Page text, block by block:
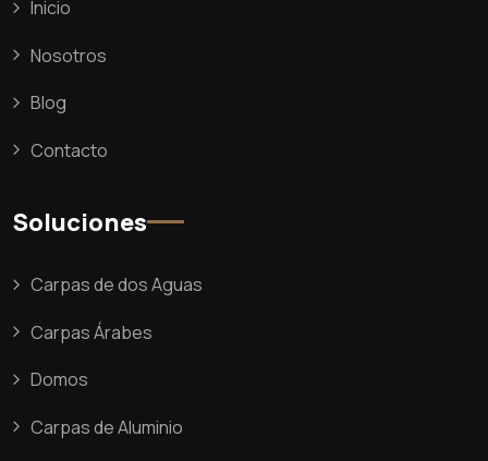
Inicio
Nosotros
Blog
Contacto
Soluciones
Carpas de dos Aguas
Carpas Árabes
Domos
Carpas de Aluminio